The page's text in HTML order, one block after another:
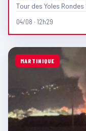
Tour des Yoles
04/08 · 12h29
MARTINIQUE